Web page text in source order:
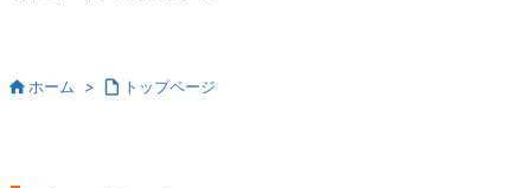
 ホーム >  トップページ